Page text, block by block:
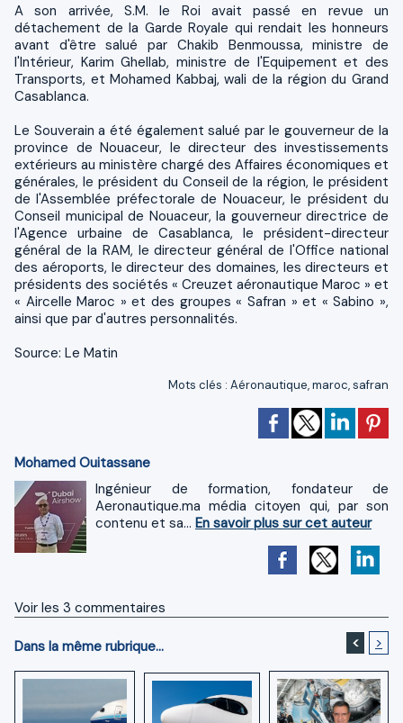
A son arrivée, S.M. le Roi avait passé en revue un
détachement de la Garde Royale qui rendait les honneurs
avant d'être salué par Chakib Benmoussa, ministre de
l'Intérieur, Karim Ghellab, ministre de l'Equipement et des
Transports, et Mohamed Kabbaj, wali de la région du Grand
Casablanca.
Le Souverain a été également salué par le gouverneur de la
province de Nouaceur, le directeur des investissements
extérieurs au ministère chargé des Affaires économiques et
générales, le président du Conseil de la région, le président
de l'Assemblée préfectorale de Nouaceur, le président du
Conseil municipal de Nouaceur, la gouverneur directrice de
l'Agence urbaine de Casablanca, le président-directeur
général de la RAM, le directeur général de l'Office national
des aéroports, le directeur des domaines, les directeurs et
présidents des sociétés « Creuzet aéronautique Maroc » et
« Aircelle Maroc » et des groupes « Safran » et « Sabino »,
ainsi que par d'autres personnalités.
Source: Le Matin
Mots clés : Aéronautique,maroc,safran
Mohamed Ouitassane
Ingénieur de formation, fondateur de
Aeronautique.ma média citoyen qui, par son
contenu et sa... En savoir plus sur cet auteur
Voir les 3 commentaires
Dans la même rubrique... < >